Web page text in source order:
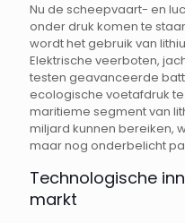
Nu de scheepvaart- en
onder druk komen te
wordt het gebruik van
Elektrische veerboten,
testen geavanceerde
ecologische voetafdruk
maritieme segment van
miljard kunnen bereiken,
maar nog onderbelicht
Technologische
markt